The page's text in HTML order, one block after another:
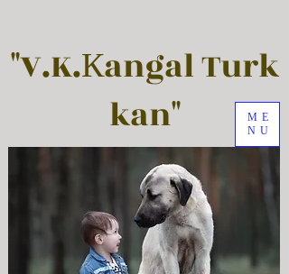
"V.K.Кangal Turk
kan"
ME
NU